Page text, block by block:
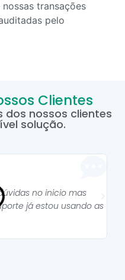
transações
pelo
Clientes
dos nossos clientes
solução.
no inicio mas
já estou usando as